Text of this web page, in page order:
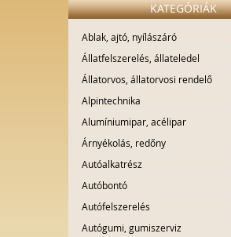
KATEGÓRIÁK
Ablak, ajtó, nyílászáró
Állatfelszerelés, állateledel
Állatorvos, állatorvosi rendelő
Alpintechnika
Alumíniumipar, acélipar
Árnyékolás, redőny
Autóalkatrész
Autóbontó
Autófelszerelés
Autógumi, gumiszerviz